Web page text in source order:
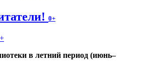
0+
в летний период (июнь–